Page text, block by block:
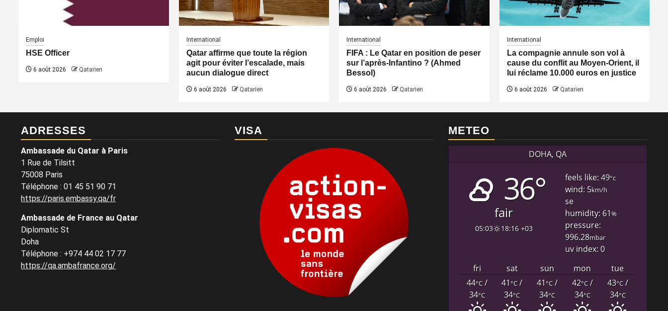
Emploi
HSE Officer
6 août 2026 Qatarien
International
Qatar affirme que toute la région
agit pour éviter l’escalade, mais
aucun dialogue direct
6 août 2026 Qatarien
International
FIFA : Le Qatar en position de peser
sur l’après-Infantino ? (Ahmed
Bessol)
6 août 2026 Qatarien
International
La compagnie annule son vol à
cause du conflit au Moyen-Orient, il
lui réclame 10.000 euros en justice
6 août 2026 Qatarien
ADRESSES
Ambassade du Qatar à Paris
1 Rue de Tilsitt
75008 Paris
Téléphone : 01 45 51 90 71
https://paris.embassy.qa/fr
Ambassade de France au Qatar
Diplomatic St
Doha
Téléphone : +974 44 02 17 77
https://qa.ambafrance.org/
VISA METEO
DOHA, QA
36°
fair
05:03 18:16 +03
feels like: 49°c
wind: 5km/h
se
humidity: 61%
pressure:
996.28mbar
uv index: 0
fri
sat sun mon
tue
44°C/
34°C
41°C/
34°C
41°C/
34°C
42°C/
34°C
43°C/
34°C